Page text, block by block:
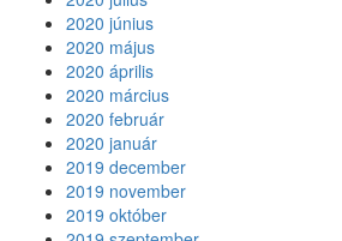
2020 június
2020 május
2020 április
2020 március
2020 február
2020 január
2019 december
2019 november
2019 október